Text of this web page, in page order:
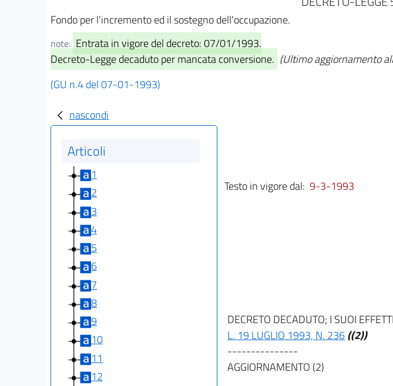
Fondo per l'incremento ed il sostegno dell'occupazione.
note: Entrata in vigore del decreto: 07/01/1993.
Decreto-Legge decaduto per mancata conversione. (Ultimo aggiornamento
(GU n.4 del 07-01-1993)
nascondi
Articoli
1
2
3
4
5
6
7
8
9
10
11
12
Testo in vigore dal: 9-3-1993
DECRETO DECADUTO; I SUOI
L. 19 LUGLIO 1993, N. 236((2))
---------------
AGGIORNAMENTO (2)